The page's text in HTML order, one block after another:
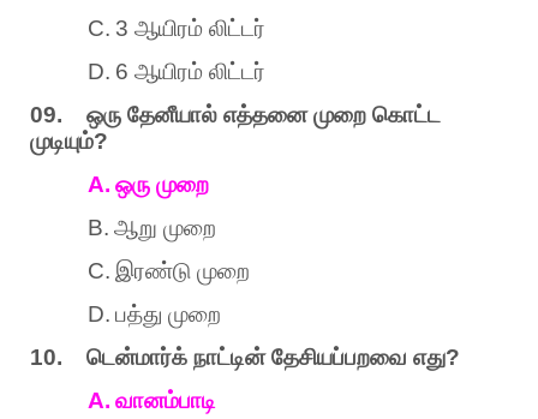
C. 3 ஆயிரம் லிட்டர்
D. 6 ஆயிரம் லிட்டர்
09. ஒரு தேனீயால் எத்தனை முறை கொட்ட
முடியும்?
A. ஒரு முறை
B. ஆறு முறை
C. இரண்டு முறை
D. பத்து முறை
10. டென்மார்க் நாட்டின் தேசியப்பறவை எது?
A. வானம்பாடி